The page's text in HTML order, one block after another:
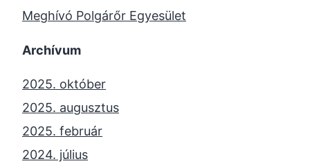
Meghívó Polgárőr Egyesület
Archívum
2025. október
2025. augusztus
2025. február
2024. július